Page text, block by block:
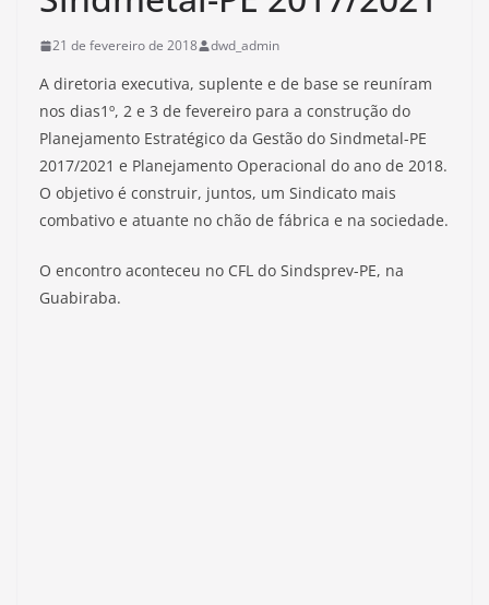
21 de fevereiro de 2018 dwd_admin
A diretoria executiva, suplente e de base se reuníram
nos dias1º, 2 e 3 de fevereiro para a construção do
Planejamento Estratégico da Gestão do Sindmetal-PE
2017/2021 e Planejamento Operacional do ano de 2018.
O objetivo é construir, juntos, um Sindicato mais
combativo e atuante no chão de fábrica e na sociedade.
O encontro aconteceu no CFL do Sindsprev-PE, na
Guabiraba.